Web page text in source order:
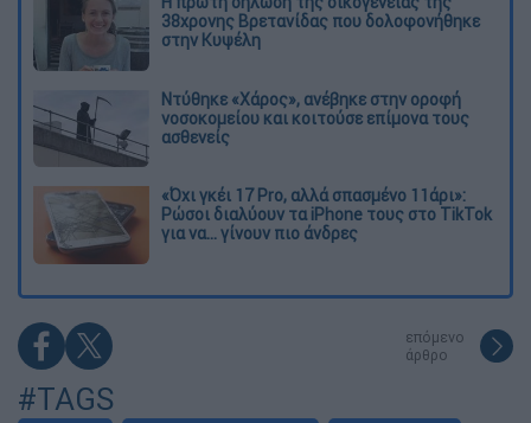
38χρονης Βρετανίδας που δολοφονήθηκε
στην Κυψέλη
Ντύθηκε «Χάρος», ανέβηκε στην οροφή
νοσοκομείου και κοιτούσε επίμονα τους
ασθενείς
«Όχι γκέι 17 Pro, αλλά σπασμένο 11άρι»:
Ρώσοι διαλύουν τα iPhone τους στο TikTok
για να... γίνουν πιο άνδρες
επόμενο
άρθρο
#TAGS